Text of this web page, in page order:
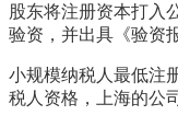
股东将注册资本打入
验资，并出具《验资
小规模纳税人最低注
税人资格，上海的公